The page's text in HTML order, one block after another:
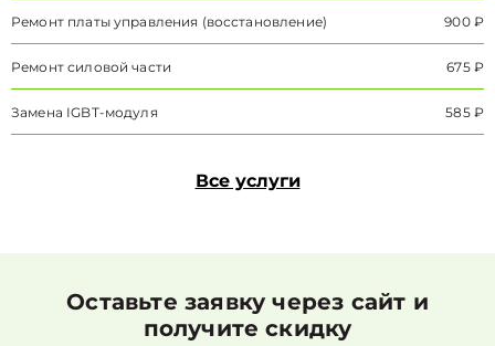
Ремонт платы управления (восстановление) 900 ₽
Ремонт силовой части 675 ₽
Замена IGBT-модуля 585 ₽
Все услуги
Оставьте заявку через сайт и
получите скидку